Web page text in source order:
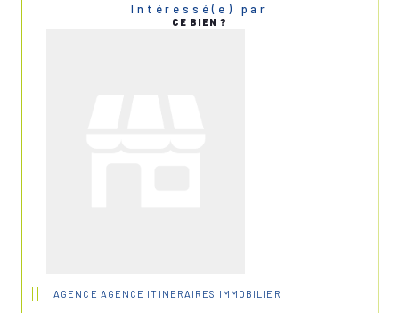
Intéressé(e) par
CE BIEN ?
AGENCE AGENCE ITINERAIRES IMMOBILIER